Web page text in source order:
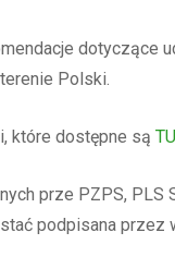
dotyczące
Polski.
które dostępne są
prze PZPS, PLS
podpisana przez